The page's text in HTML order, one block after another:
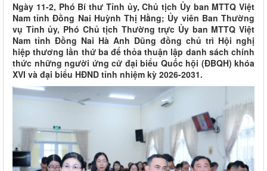
Ngày 11-2, Phó Bí thư Tỉnh ủy, Chủ tịch Ủy ban MTTQ Việt
Nam tỉnh Đồng Nai Huỳnh Thị Hằng; Ủy viên Ban Thường
vụ Tỉnh ủy, Phó Chủ tịch Thường trực Ủy ban MTTQ Việt
Nam tỉnh Đồng Nai Hà Anh Dũng đồng chủ trì Hội nghị
hiệp thương lần thứ ba để thỏa thuận lập danh sách chính
thức những người ứng cử đại biểu Quốc hội (ĐBQH) khóa
XVI và đại biểu HĐND tỉnh nhiệm kỳ 2026-2031.